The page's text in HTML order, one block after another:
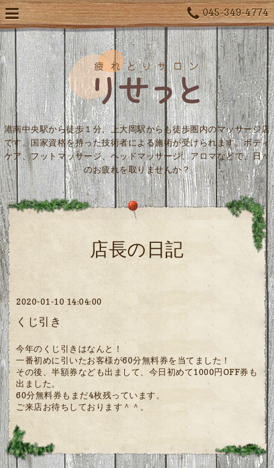
045-349-4774
港南中央駅から徒歩１分、上大岡駅からも徒歩圏内のマッサージ店
です。国家資格を持った技術者による施術が受けられます。ボディ
ケア、フットマッサージ、ヘッドマッサージ、アロマなどで、日々
のお疲れを取りませんか？
店長の日記
2020-01-10 14:04:00
くじ引き
今年のくじ引きはなんと！
一番初めに引いたお客様が60分無料券を当てました！
その後、半額券なども出まして、今日初めて1000円OFF券も
出ました。
60分無料券もまだ4枚残っています。
ご来店お待ちしております＾＾。